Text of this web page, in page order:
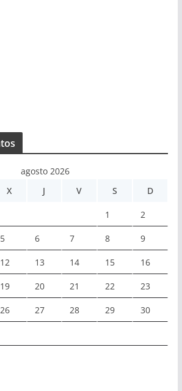
agosto 2026
X J V S D
1 2
5 6 7 8 9
12 13 14 15 16
19 20 21 22 23
26 27 28 29 30